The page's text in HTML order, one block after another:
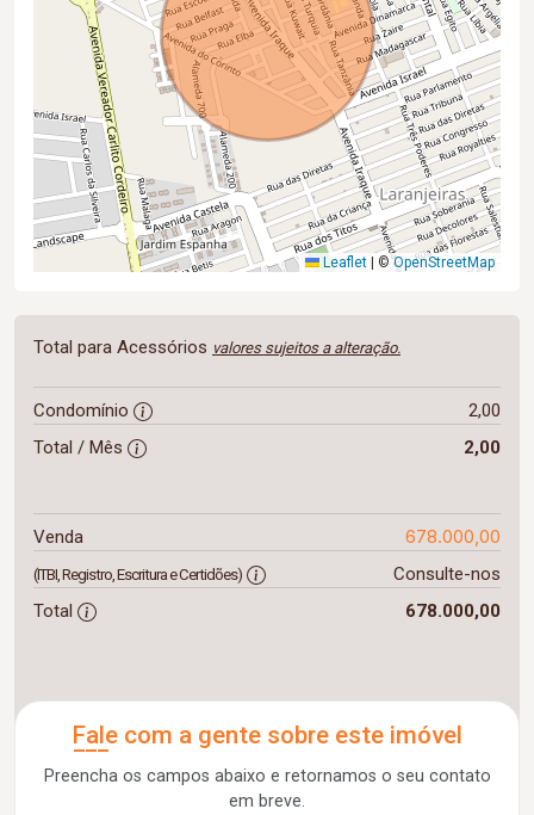
Leaflet ©OpenStreetMap
Total para Acessórios valores sujeitos a alteração.
Condomínio
2,00
Total / Mês
2,00
Venda 678.000,00
(ITBI, Registro, Escritura e Certidões)
Consulte-nos
Total
678.000,00
Fale com a gente sobre este imóvel
Preencha os campos abaixo e retornamos o seu contato
em breve.